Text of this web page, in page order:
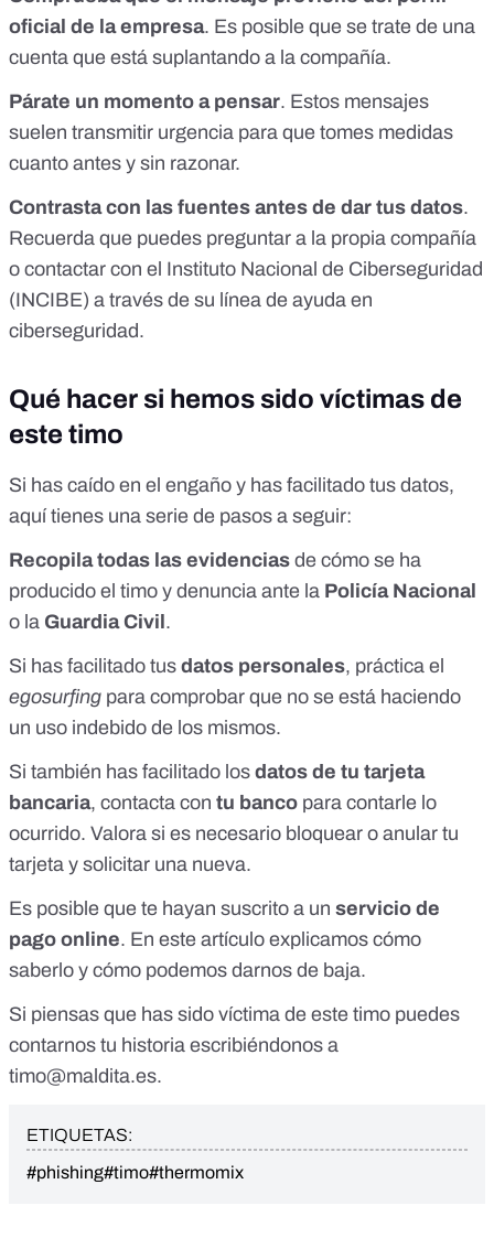
oficial de la empresa. Es posible que se trate de una
cuenta que está suplantando a la compañía.
Párate un momento a pensar. Estos mensajes
suelen transmitir urgencia para que tomes medidas
cuanto antes y sin razonar.
Contrasta con las fuentes antes de dar tus datos.
Recuerda que puedes preguntar a la propia compañía
o contactar con el Instituto Nacional de Ciberseguridad
(INCIBE) a través de su línea de ayuda en
ciberseguridad.
Qué hacer si hemos sido víctimas de
este timo
Si has caído en el engaño y has facilitado tus datos,
aquí tienes una serie de pasos a seguir:
Recopila todas las evidencias de cómo se ha
producido el timo y denuncia ante la Policía Nacional
o la Guardia Civil.
Si has facilitado tus datos personales, práctica el
egosurfing para comprobar que no se está haciendo
un uso indebido de los mismos.
Si también has facilitado los datos de tu tarjeta
bancaria, contacta con tu banco para contarle lo
ocurrido. Valora si es necesario bloquear o anular tu
tarjeta y solicitar una nueva.
Es posible que te hayan suscrito a un servicio de
pago online. En este artículo explicamos cómo
saberlo y cómo podemos darnos de baja.
Si piensas que has sido víctima de este timo puedes
contarnos tu historia escribiéndonos a
timo@maldita.es.
ETIQUETAS:
#phishing#timo#thermomix